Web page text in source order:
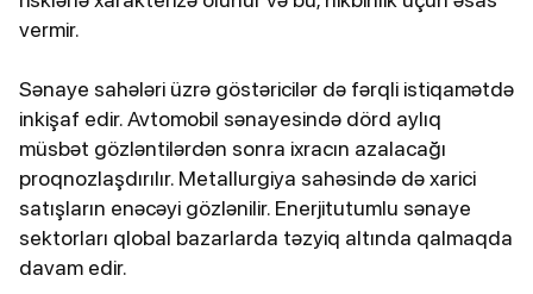
vermir.
Sənaye sahələri üzrə göstəricilər də fərqli istiqamətdə
inkişaf edir. Avtomobil sənayesində dörd aylıq
müsbət gözləntilərdən sonra ixracın azalacağı
proqnozlaşdırılır. Metallurgiya sahəsində də xarici
satışların enəcəyi gözlənilir. Enerjitutumlu sənaye
sektorları qlobal bazarlarda təzyiq altında qalmaqda
davam edir.